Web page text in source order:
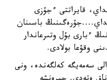
قايراتتى ءجۇزى
باسىنان
ءبارى بۇل وتىرعاندار
وقۋعا بولادى.
سەمەيگە كەلگەندە، ونى